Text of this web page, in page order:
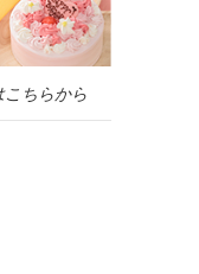
ちらから